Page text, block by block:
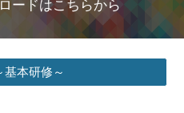
ードはこちらから
基本研修～